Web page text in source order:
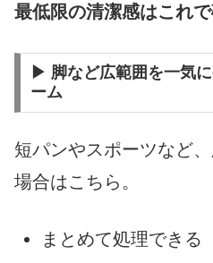
最低限の清潔感はこれで
▶ 脚など広範囲を一気
ーム
短パンやスポーツなど
場合はこちら。
まとめて処理できる